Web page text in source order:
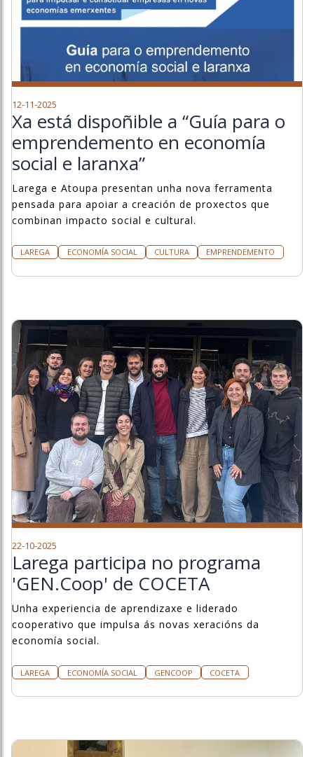
12-11-2025
Xa está dispoñible a “Guía para o
emprendemento en economía
social e laranxa”
Larega e Atoupa presentan unha nova ferramenta
pensada para apoiar a creación de proxectos que
combinan impacto social e cultural.
LAREGA ECONOMÍA SOCIAL CULTURA EMPRENDEMENTO
22-10-2025
Larega participa no programa
'GEN.Coop' de COCETA
Unha experiencia de aprendizaxe e liderado
cooperativo que impulsa ás novas xeracións da
economía social.
LAREGA ECONOMÍA SOCIAL GENCOOP COCETA